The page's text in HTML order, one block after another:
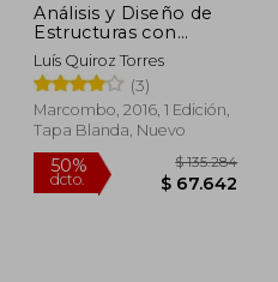
50%
dcto. $
Análisis y Diseño de
Estructuras con
Sap2000 v. 15
Luís Quiroz Torres
(3)
Marcombo, 2016, 1 Edición,
Tapa Blanda, Nuevo